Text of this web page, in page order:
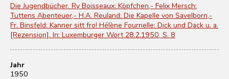
Die Jugendbücher. Ry Boisseaux: Köpfchen,- Felix Mersch:
Tuttens Abenteuer,- H.A. Reuland: Die Kapelle von Savelborn,-
Fr. Binsfeld: Kanner sitt fro! Hélène Fournelle: Dick und Dack u. a.
[Rezension]. In: Luxemburger Wort 28.2.1950, S. 8
Jahr
1950